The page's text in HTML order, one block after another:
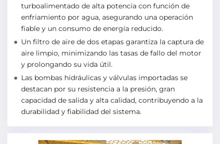
turboalimentado de alta potencia con función de
enfriamiento por agua, asegurando una operación
fiable y un consumo de energía reducido.
Un filtro de aire de dos etapas garantiza la captura de
aire limpio, minimizando las tasas de fallo del motor
y prolongando su vida útil.
Las bombas hidráulicas y válvulas importadas se
destacan por su resistencia a la presión, gran
capacidad de salida y alta calidad, contribuyendo a la
durabilidad y fiabilidad del sistema.